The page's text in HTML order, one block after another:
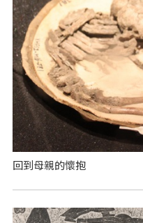
回到母親的懷抱